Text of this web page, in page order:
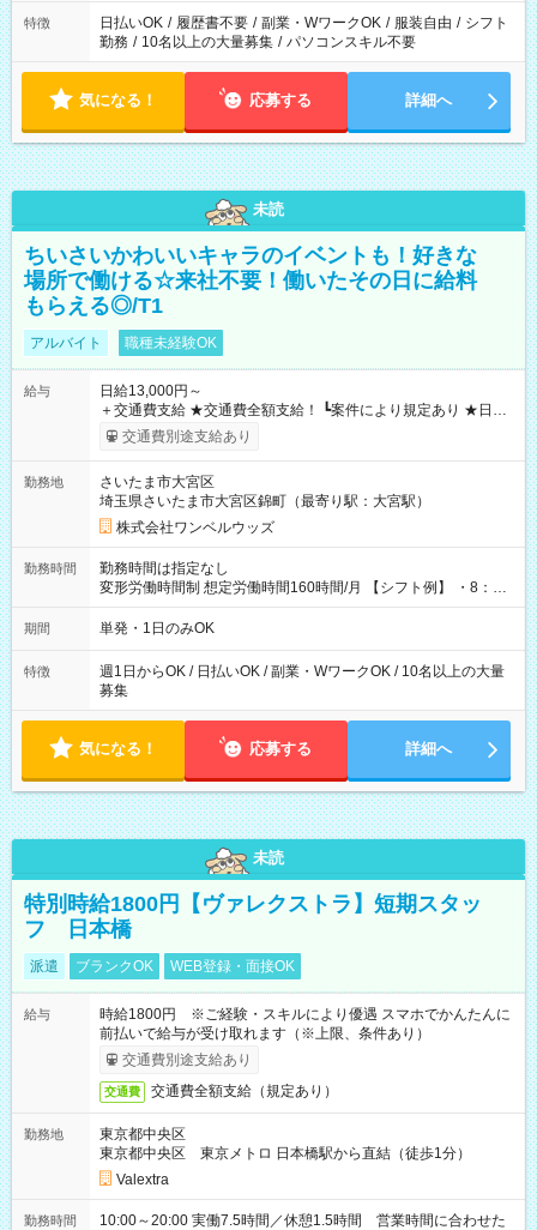
特徴 日払いOK / 履歴書不要 / 副業・WワークOK / 服装自由 / シフト
勤務 / 10名以上の大量募集 / パソコンスキル不要
気になる！ 応募する 詳細へ
未読
ちいさいかわいいキャラのイベントも！好きな
場所で働ける☆来社不要！働いたその日に給料
もらえる◎/T1
アルバイト 職種未経験OK
給与
日給13,000円～
＋交通費支給 ★交通費全額支給！ ┗案件により規定あり ★日払
いOK！（規定あり） ┗働いたその日に現金GET♪ お仕事後はコ
ンビニATMから 日払い分を引き落とせます！ 【試用期間】試
交通費別途支給あり
勤務地
さいたま市大宮区
埼玉県さいたま市大宮区錦町（最寄り駅：大宮駅）
株式会社ワンベルウッズ
勤務時間
勤務時間は指定なし
変形労働時間制 想定労働時間160時間/月 【シフト例】 ・8：00
～21：00
期間 単発・1日のみOK
特徴
週1日からOK / 日払いOK / 副業・WワークOK / 10名以上の大量
募集
気になる！ 応募する 詳細へ
未読
特別時給1800円【ヴァレクストラ】短期スタッ
フ 日本橋
派遣 ブランクOK WEB登録・面接OK
給与
時給1800円 ※ご経験・スキルにより優遇 スマホでかんたんに
前払いで給与が受け取れます（※上限、条件あり）
交通費別途支給あり
交通費 交通費全額支給（規定あり）
勤務地
東京都中央区
東京都中央区 東京メトロ 日本橋駅から直結（徒歩1分）
Valextra
勤務時間
10:00～20:00 実働7.5時間／休憩1.5時間 営業時間に合わせた